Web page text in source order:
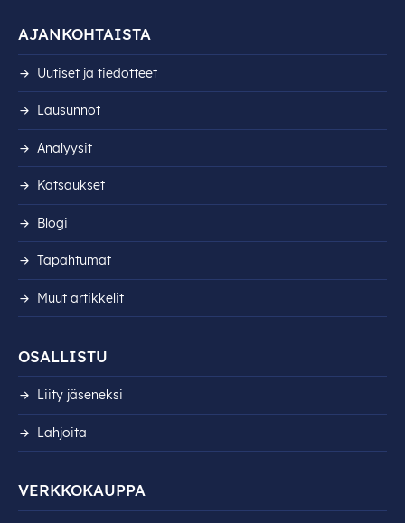
AJANKOHTAISTA
Uutiset ja tiedotteet
Lausunnot
Analyysit
Katsaukset
Blogi
Tapahtumat
Muut artikkelit
OSALLISTU
Liity jäseneksi
Lahjoita
VERKKOKAUPPA